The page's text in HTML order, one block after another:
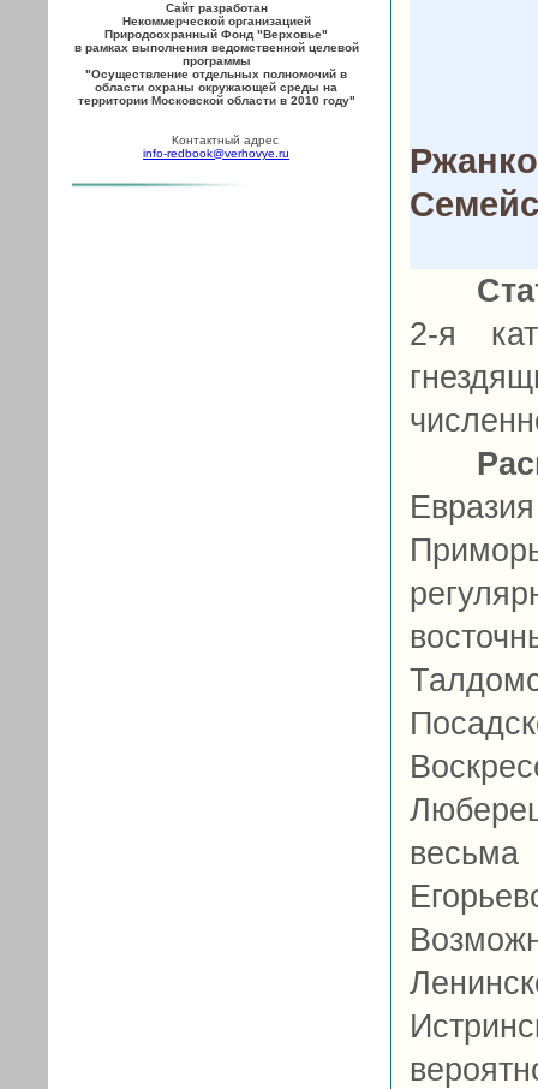
Сайт разработан
Некоммерческой организацией
Природоохранный Фонд "Верховье"
в рамках выполнения ведомственной целевой
программы
"Осуществление отдельных полномочий в
области охраны окружающей среды на
территории Московской области в 2010 году"
Контактный адрес
info-redbook@verhovye.ru
2-я